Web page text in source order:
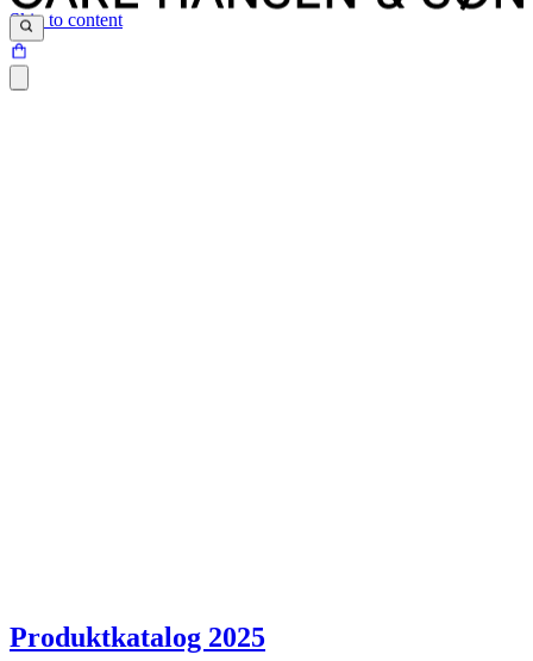
Skip to content
Produktkatalog 2025